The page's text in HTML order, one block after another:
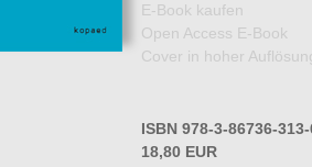
E-Book kaufen
Open Access E-Book
Cover in hoher
ISBN 978-3-86736-
18,80 EUR